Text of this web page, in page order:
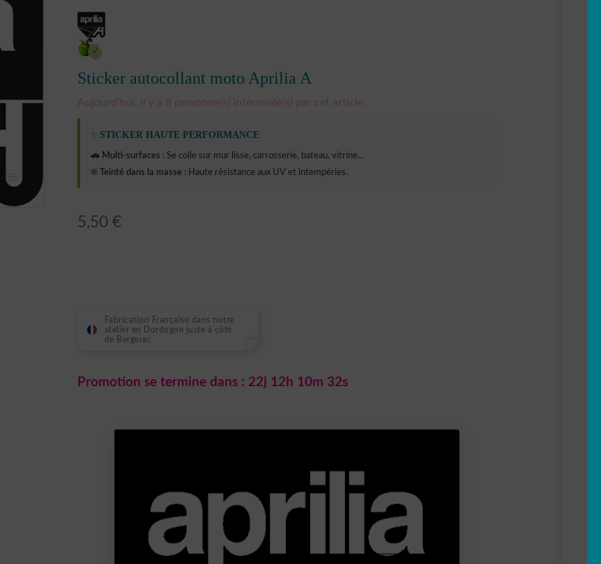
Sticker autocollant moto Aprilia A
Aujourd'hui, il y a 8 personne(s) intéressée(s) par cet article.
STICKER HAUTE PERFORMANCE
🚗 Multi-surfaces : Se colle sur mur lisse, carrosserie, bateau, vitrine...
☀️ Teinté dans la masse : Haute résistance aux UV et intempéries.
5,50 €
Fabrication Française dans notre
atelier en Dordogne juste à côté
de Bergerac
Promotion se termine dans : 22j 12h 10m 31s